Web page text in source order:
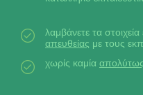
λαμβάνετε τα στοιχεία
απευθείας με τους
χωρίς καμία απολύτως